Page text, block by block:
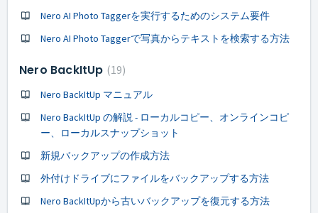
Nero AI Photo Taggerを実行するためのシステム要件
Nero AI Photo Taggerで写真からテキストを検索する方法
Nero BackItUp 19
Nero BackItUp マニュアル
Nero BackItUp の解説 - ローカルコピー、オンラインコピ
ー、ローカルスナップショット
新規バックアップの作成方法
外付けドライブにファイルをバックアップする方法
Nero BackItUpから古いバックアップを復元する方法